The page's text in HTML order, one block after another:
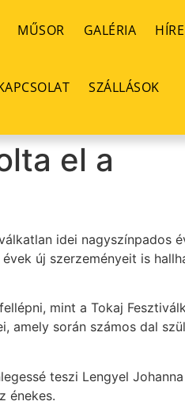
MŰSOR GALÉRIA
SZÁLLÁSOK
el a
idei nagyszínpados
új szerzeményeit is
mint a Tokaj
amely során számos dal
teszi Lengyel
énekes.